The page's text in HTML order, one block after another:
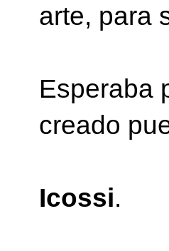
arte, para
Esperaba
creado
Icossi.